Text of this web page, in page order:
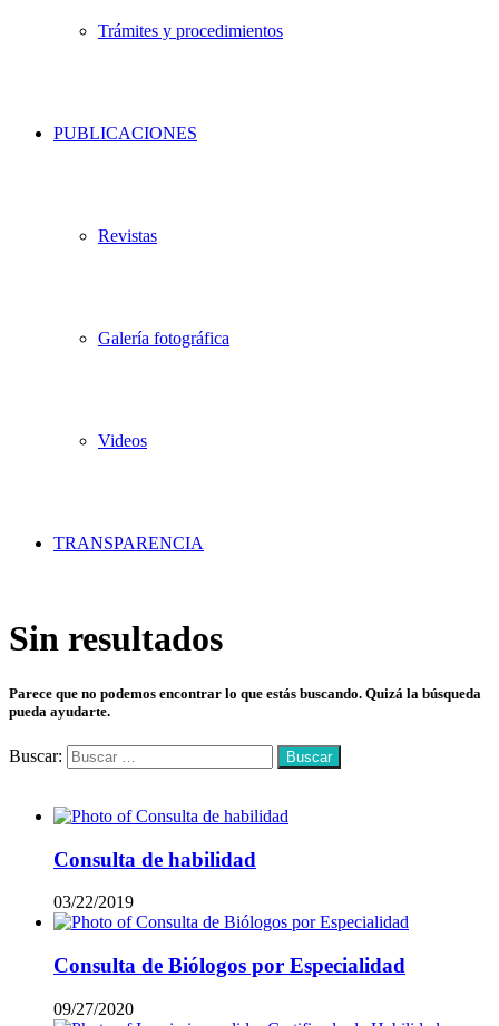
Trámites y procedimientos
PUBLICACIONES
Revistas
Galería fotográfica
Videos
TRANSPARENCIA
Sin resultados
Parece que no podemos encontrar lo que estás buscando. Quizá la búsqueda
pueda ayudarte.
Buscar:
Consulta de habilidad
03/22/2019
Consulta de Biólogos por Especialidad
09/27/2020